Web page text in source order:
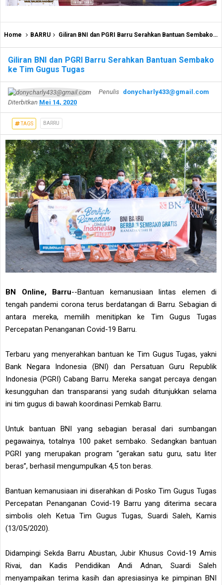
Home BARRU Giliran BNI dan PGRI Barru Serahkan Bantuan Sembako ke Tim Gugus Tugas
Giliran BNI dan PGRI Barru Serahkan Bantuan Sembako
ke Tim Gugus Tugas
Penulis donycharly433@gmail.com
Diterbitkan Mei 14, 2020
TAGS BARRU
BN Online, Barru--Bantuan kemanusiaan lintas elemen di
tengah pandemi corona terus berdatangan di Barru. Sebagian di
antara mereka, memilih menitipkan ke Tim Gugus Tugas
Percepatan Penanganan Covid-19 Barru.
Terbaru yang menyerahkan bantuan ke Tim Gugus Tugas, yakni
Bank Negara Indonesia (BNI) dan Persatuan Guru Republik
Indonesia (PGRI) Cabang Barru. Mereka sangat percaya dengan
kesungguhan dan transparansi yang sudah ditunjukkan selama
ini tim gugus di bawah koordinasi Pemkab Barru.
Untuk bantuan BNI yang sebagian berasal dari sumbangan
pegawainya, totalnya 100 paket sembako. Sedangkan bantuan
PGRI yang merupakan program “gerakan satu guru, satu liter
beras”, berhasil mengumpulkan 4,5 ton beras.
Bantuan kemanusiaan ini diserahkan di Posko Tim Gugus Tugas
Percepatan Penanganan Covid-19 Barru yang diterima secara
simbolis oleh Ketua Tim Gugus Tugas, Suardi Saleh, Kamis
(13/05/2020).
Didampingi Sekda Barru Abustan, Jubir Khusus Covid-19 Amis
Rivai, dan Kadis Pendidikan Andi Adnan, Suardi Saleh
menyampaikan terima kasih dan apresiasinya ke pimpinan BNI